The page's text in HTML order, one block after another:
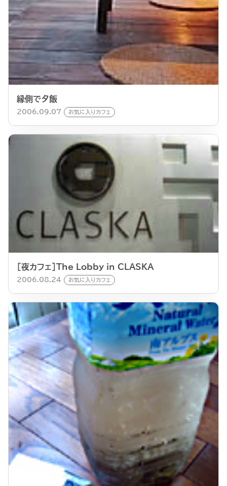
縁側で夕飯
2006.09.07 お気に入りカフェ
[夜カフェ]The Lobby in CLASKA
2006.08.24 お気に入りカフェ